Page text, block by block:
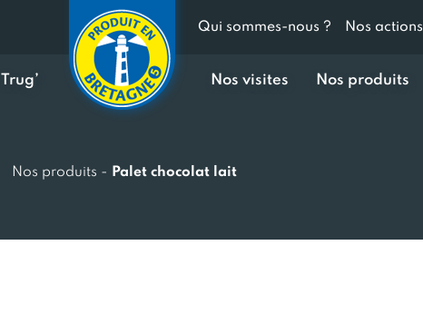
Qui sommes-nous ? Nos actions
Trug’ Nos visites Nos produits
Nos produits - Palet chocolat lait